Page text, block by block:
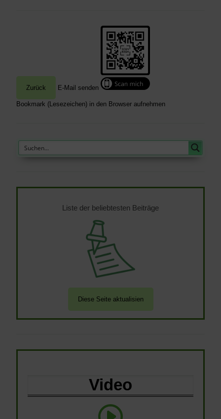
E-Mail senden
Bookmark (Lesezeichen) in den Browser aufnehmen
Liste der beliebtesten Beiträge
Video